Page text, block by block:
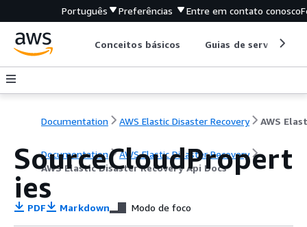
Português Preferências Entre em contato conosco
Conceitos básicos Guias de serviço
Documentation AWS Elastic Disaster Recovery
Documentation
AWS Elastic Disaster Recovery
AWS Elastic Disaster Recovery Api Docs
SourceCloudPropert
ies
PDF Markdown Modo de foco